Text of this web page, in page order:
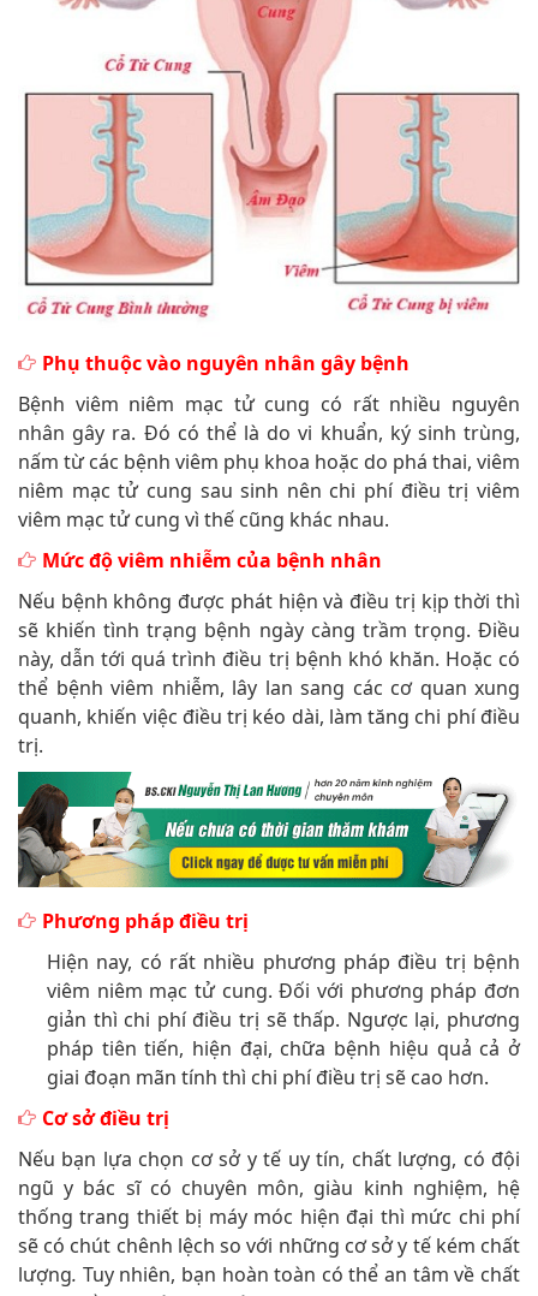
Phụ thuộc vào nguyên nhân gây bệnh
Bệnh viêm niêm mạc tử cung có rất nhiều nguyên
nhân gây ra. Đó có thể là do vi khuẩn, ký sinh trùng,
nấm từ các bệnh viêm phụ khoa hoặc do phá thai, viêm
niêm mạc tử cung sau sinh nên chi phí điều trị viêm
viêm mạc tử cung vì thế cũng khác nhau.
Mức độ viêm nhiễm của bệnh nhân
Nếu bệnh không được phát hiện và điều trị kịp thời thì
sẽ khiến tình trạng bệnh ngày càng trầm trọng. Điều
này, dẫn tới quá trình điều trị bệnh khó khăn. Hoặc có
thể bệnh viêm nhiễm, lây lan sang các cơ quan xung
quanh, khiến việc điều trị kéo dài, làm tăng chi phí điều
trị.
Phương pháp điều trị
Hiện nay, có rất nhiều phương pháp điều trị bệnh
viêm niêm mạc tử cung. Đối với phương pháp đơn
giản thì chi phí điều trị sẽ thấp. Ngược lại, phương
pháp tiên tiến, hiện đại, chữa bệnh hiệu quả cả ở
giai đoạn mãn tính thì chi phí điều trị sẽ cao hơn.
Cơ sở điều trị
Nếu bạn lựa chọn cơ sở y tế uy tín, chất lượng, có đội
ngũ y bác sĩ có chuyên môn, giàu kinh nghiệm, hệ
thống trang thiết bị máy móc hiện đại thì mức chi phí
sẽ có chút chênh lệch so với những cơ sở y tế kém chất
lượng. Tuy nhiên, bạn hoàn toàn có thể an tâm về chất